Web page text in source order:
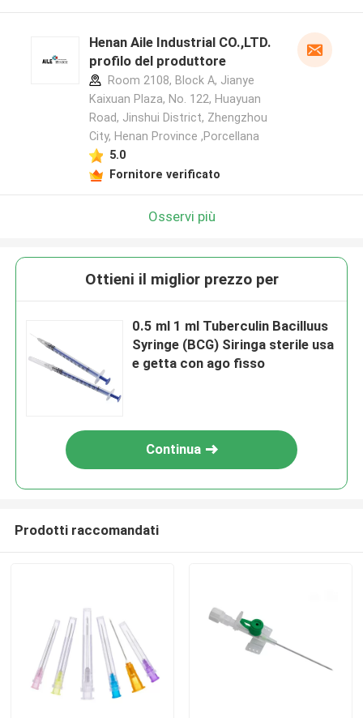
Henan Aile Industrial CO.,LTD.
profilo del produttore
Room 2108, Block A, Jianye
Kaixuan Plaza, No. 122, Huayuan
Road, Jinshui District, Zhengzhou
City, Henan Province ,Porcellana
5.0
Fornitore verificato
Osservi più
Ottieni il miglior prezzo per
0.5 ml 1 ml Tuberculin Bacilluus
Syringe (BCG) Siringa sterile usa
e getta con ago fisso
Continua
Prodotti raccomandati